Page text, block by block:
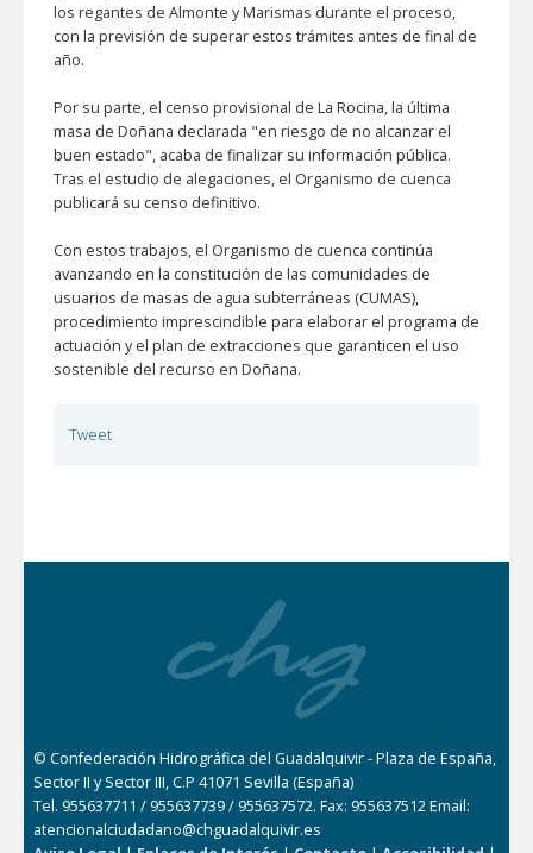
los regantes de Almonte y Marismas durante el proceso,
con la previsión de superar estos trámites antes de final de
año.
Por su parte, el censo provisional de La Rocina, la última
masa de Doñana declarada "en riesgo de no alcanzar el
buen estado", acaba de finalizar su información pública.
Tras el estudio de alegaciones, el Organismo de cuenca
publicará su censo definitivo.
Con estos trabajos, el Organismo de cuenca continúa
avanzando en la constitución de las comunidades de
usuarios de masas de agua subterráneas (CUMAS),
procedimiento imprescindible para elaborar el programa de
actuación y el plan de extracciones que garanticen el uso
sostenible del recurso en Doñana.
Tweet
© Confederación Hidrográfica del Guadalquivir - Plaza de España,
Sector II y Sector III, C.P 41071 Sevilla (España)
Tel. 955637711 / 955637739 / 955637572. Fax: 955637512 Email:
atencionalciudadano@chguadalquivir.es